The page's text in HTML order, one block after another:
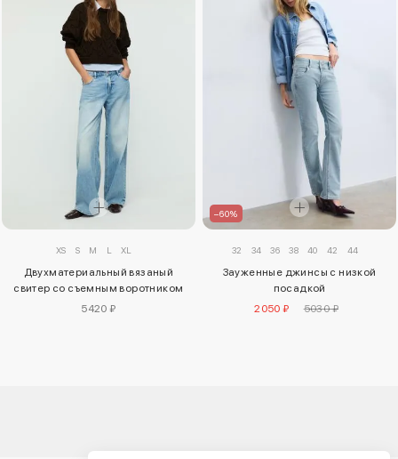
XS S M L XL
Двухматериальный вязаный
свитер со съемным воротником
5420 ₽
–60%
32 34 36 38 40 42 44
Зауженные джинсы с низкой
посадкой
2050 ₽
5030 ₽